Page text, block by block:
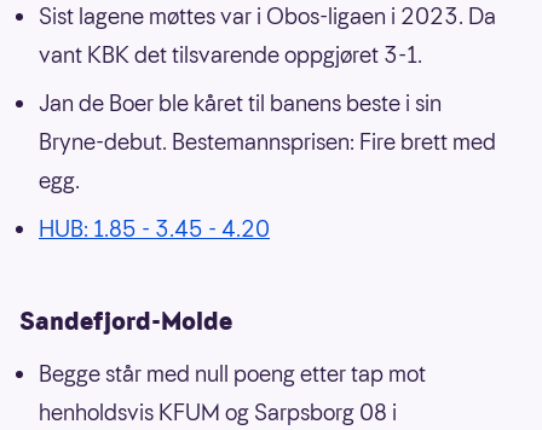
Sist lagene møttes var i Obos-ligaen i 2023. Da
vant KBK det tilsvarende oppgjøret 3-1.
Jan de Boer ble kåret til banens beste i sin
Bryne-debut. Bestemannsprisen: Fire brett med
egg.
HUB: 1.85 - 3.45 - 4.20
Sandefjord-Molde
Begge står med null poeng etter tap mot
henholdsvis KFUM og Sarpsborg 08 i